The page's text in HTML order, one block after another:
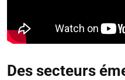
Des secteurs